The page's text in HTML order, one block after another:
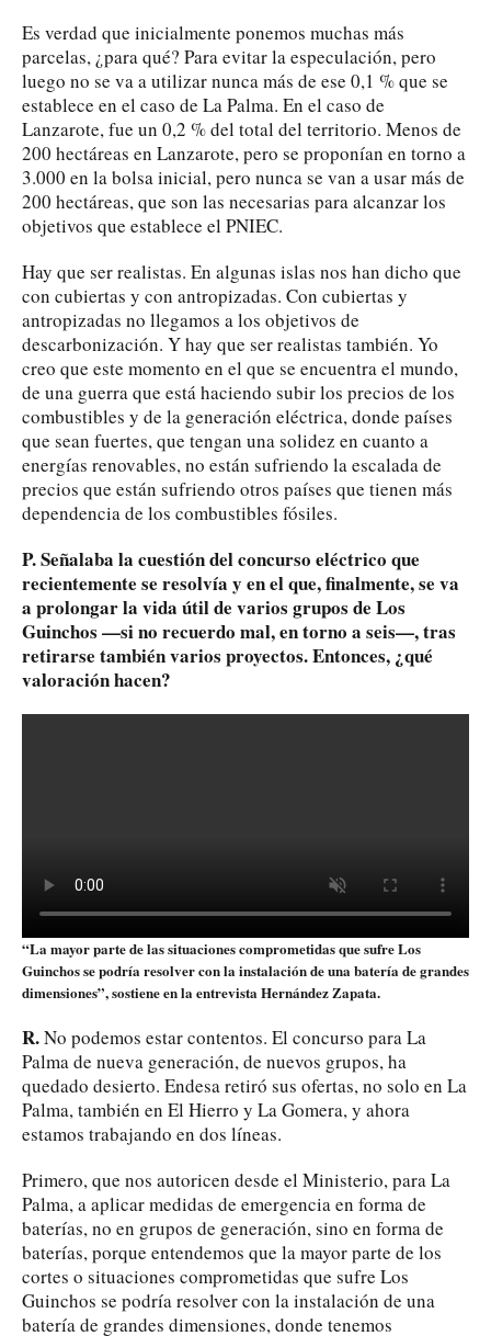
Es verdad que inicialmente ponemos muchas más
parcelas, ¿para qué? Para evitar la especulación, pero
luego no se va a utilizar nunca más de ese 0,1 % que se
establece en el caso de La Palma. En el caso de
Lanzarote, fue un 0,2 % del total del territorio. Menos de
200 hectáreas en Lanzarote, pero se proponían en torno a
3.000 en la bolsa inicial, pero nunca se van a usar más de
200 hectáreas, que son las necesarias para alcanzar los
objetivos que establece el PNIEC.
Hay que ser realistas. En algunas islas nos han dicho que
con cubiertas y con antropizadas. Con cubiertas y
antropizadas no llegamos a los objetivos de
descarbonización. Y hay que ser realistas también. Yo
creo que este momento en el que se encuentra el mundo,
de una guerra que está haciendo subir los precios de los
combustibles y de la generación eléctrica, donde países
que sean fuertes, que tengan una solidez en cuanto a
energías renovables, no están sufriendo la escalada de
precios que están sufriendo otros países que tienen más
dependencia de los combustibles fósiles.
P. Señalaba la cuestión del concurso eléctrico que
recientemente se resolvía y en el que, finalmente, se va
a prolongar la vida útil de varios grupos de Los
Guinchos —si no recuerdo mal, en torno a seis—, tras
retirarse también varios proyectos. Entonces, ¿qué
valoración hacen?
“La mayor parte de las situaciones comprometidas que sufre Los
Guinchos se podría resolver con la instalación de una batería de grandes
dimensiones”, sostiene en la entrevista Hernández Zapata.
R.No podemos estar contentos. El concurso para La
Palma de nueva generación, de nuevos grupos, ha
quedado desierto. Endesa retiró sus ofertas, no solo en La
Palma, también en El Hierro y La Gomera, y ahora
estamos trabajando en dos líneas.
Primero, que nos autoricen desde el Ministerio, para La
Palma, a aplicar medidas de emergencia en forma de
baterías, no en grupos de generación, sino en forma de
baterías, porque entendemos que la mayor parte de los
cortes o situaciones comprometidas que sufre Los
Guinchos se podría resolver con la instalación de una
batería de grandes dimensiones, donde tenemos